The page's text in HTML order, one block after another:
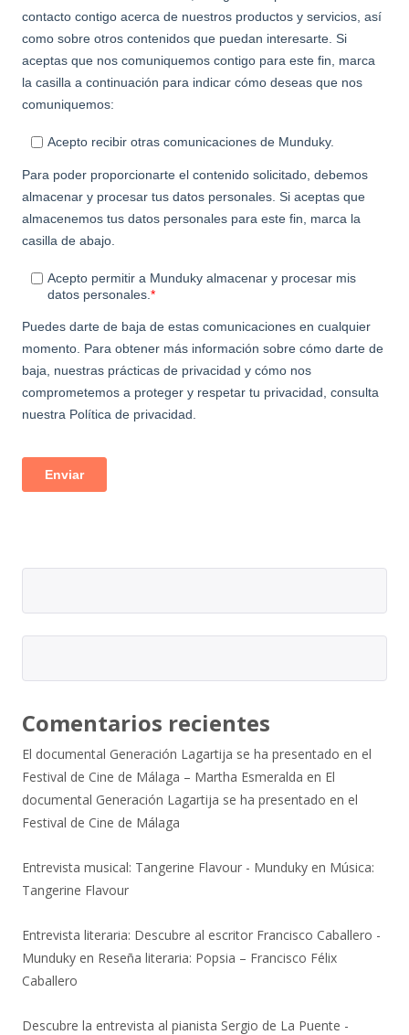
Comentarios recientes
El documental Generación Lagartija se ha presentado en el
Festival de Cine de Málaga – Martha Esmeralda en El
documental Generación Lagartija se ha presentado en el
Festival de Cine de Málaga
Entrevista musical: Tangerine Flavour - Munduky en Música:
Tangerine Flavour
Entrevista literaria: Descubre al escritor Francisco Caballero -
Munduky en Reseña literaria: Popsia – Francisco Félix
Caballero
Descubre la entrevista al pianista Sergio de La Puente -